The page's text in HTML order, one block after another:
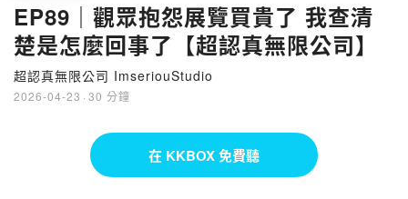
EP89｜觀眾抱怨展覽買貴了 我查清
楚是怎麼回事了【超認真無限公司】
超認真無限公司 ImseriouStudio
2026-04-23 · 30 分鐘
在 KKBOX 免費聽